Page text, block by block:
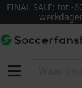
FINAL SALE: tot -